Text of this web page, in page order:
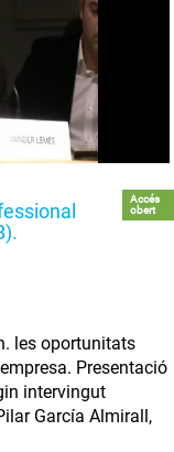
Accés
obert
les oportunitats
Presentació
intervingut
García Almirall,